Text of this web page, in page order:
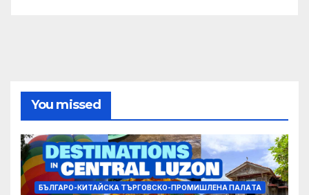
You missed
БЪЛГАРО-КИТАЙСКА ТЪРГОВСКО-ПРОМИШЛЕНА ПАЛAТА